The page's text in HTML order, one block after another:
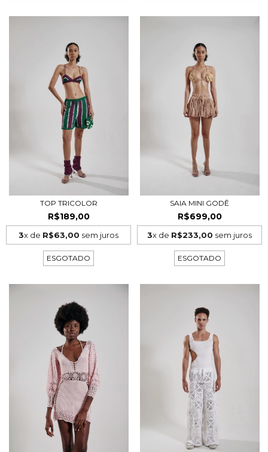
TOP TRICOLOR
R$189,00
3x de R$63,00 sem juros
ESGOTADO
SAIA MINI GODÊ
R$699,00
3x de R$233,00 sem juros
ESGOTADO